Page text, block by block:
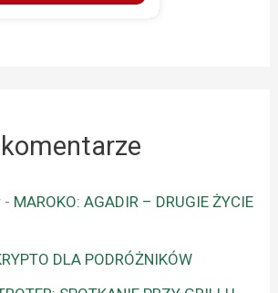
- MAROKO: AGADIR – DRUGIE ŻYCIE
DLA PODRÓŻNIKÓW